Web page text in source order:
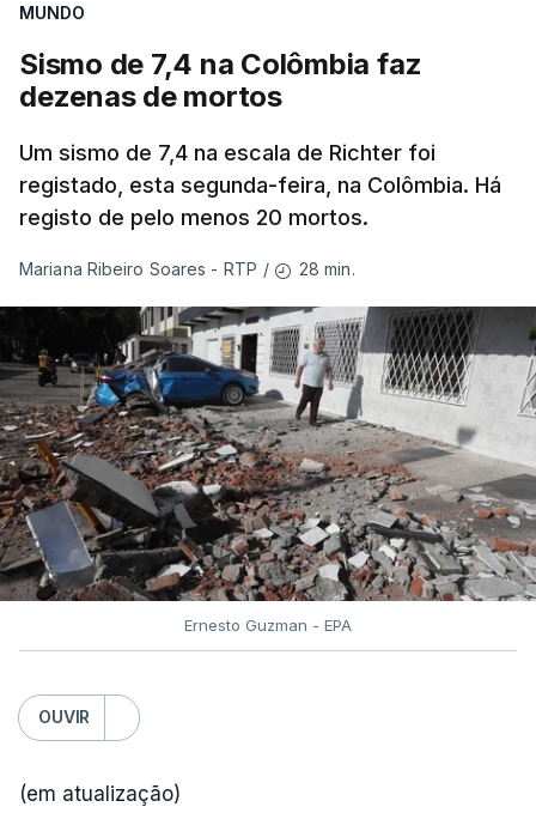
MUNDO
Sismo de 7,4 na Colômbia faz
dezenas de mortos
Um sismo de 7,4 na escala de Richter foi
registado, esta segunda-feira, na Colômbia. Há
registo de pelo menos 20 mortos.
Mariana Ribeiro Soares - RTP / 28 min.
Ernesto Guzman - EPA
OUVIR
(em atualização)